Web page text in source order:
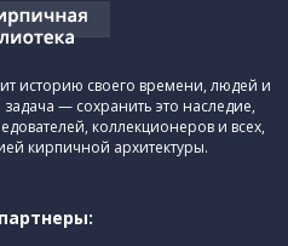
историю своего времени, людей и
— сохранить это наследие,
коллекционеров и всех,
кирпичной архитектуры.